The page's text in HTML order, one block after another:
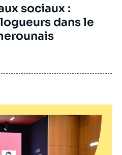
sociaux :
dans le